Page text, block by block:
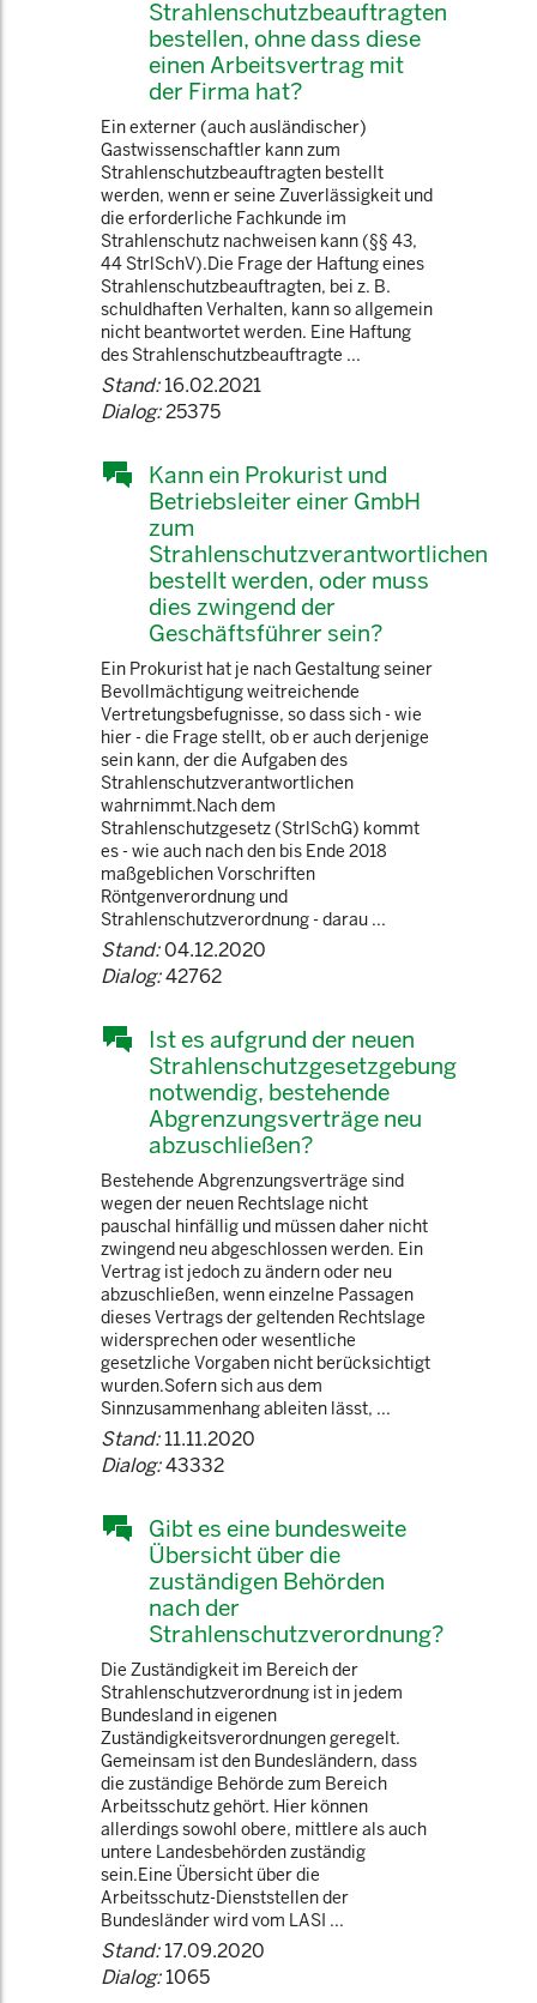
Strahlenschutzbeauftragten
bestellen, ohne dass diese
einen Arbeitsvertrag mit
der Firma hat?
Ein externer (auch ausländischer)
Gastwissenschaftler kann zum
Strahlenschutzbeauftragten bestellt
werden, wenn er seine Zuverlässigkeit und
die erforderliche Fachkunde im
Strahlenschutz nachweisen kann (§§ 43,
44 StrlSchV).Die Frage der Haftung eines
Strahlenschutzbeauftragten, bei z. B.
schuldhaften Verhalten, kann so allgemein
nicht beantwortet werden. Eine Haftung
des Strahlenschutzbeauftragte ...
Stand:16.02.2021
Dialog:25375
Kann ein Prokurist und
Betriebsleiter einer GmbH
zum
Strahlenschutzverantwortlichen
bestellt werden, oder muss
dies zwingend der
Geschäftsführer sein?
Ein Prokurist hat je nach Gestaltung seiner
Bevollmächtigung weitreichende
Vertretungsbefugnisse, so dass sich - wie
hier - die Frage stellt, ob er auch derjenige
sein kann, der die Aufgaben des
Strahlenschutzverantwortlichen
wahrnimmt.Nach dem
Strahlenschutzgesetz (StrlSchG) kommt
es - wie auch nach den bis Ende 2018
maßgeblichen Vorschriften
Röntgenverordnung und
Strahlenschutzverordnung - darau ...
Stand:04.12.2020
Dialog:42762
Ist es aufgrund der neuen
Strahlenschutzgesetzgebung
notwendig, bestehende
Abgrenzungsverträge neu
abzuschließen?
Bestehende Abgrenzungsverträge sind
wegen der neuen Rechtslage nicht
pauschal hinfällig und müssen daher nicht
zwingend neu abgeschlossen werden. Ein
Vertrag ist jedoch zu ändern oder neu
abzuschließen, wenn einzelne Passagen
dieses Vertrags der geltenden Rechtslage
widersprechen oder wesentliche
gesetzliche Vorgaben nicht berücksichtigt
wurden.Sofern sich aus dem
Sinnzusammenhang ableiten lässt, ...
Stand:11.11.2020
Dialog:43332
Gibt es eine bundesweite
Übersicht über die
zuständigen Behörden
nach der
Strahlenschutzverordnung?
Die Zuständigkeit im Bereich der
Strahlenschutzverordnung ist in jedem
Bundesland in eigenen
Zuständigkeitsverordnungen geregelt.
Gemeinsam ist den Bundesländern, dass
die zuständige Behörde zum Bereich
Arbeitsschutz gehört. Hier können
allerdings sowohl obere, mittlere als auch
untere Landesbehörden zuständig
sein.Eine Übersicht über die
Arbeitsschutz-Dienststellen der
Bundesländer wird vom LASI ...
Stand:17.09.2020
Dialog:1065